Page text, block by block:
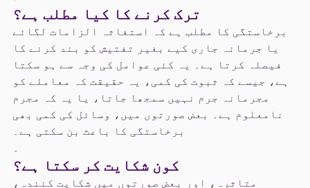
ترک کرنے کا کیا مطلب ہے؟
برخاستگی کا مطلب ہے کہ استغاثہ الزامات لگائے
یا جرمانہ جاری کیے بغیر تفتیش کو بند کرنے کا
فیصلہ کرتا ہے۔ یہ کئی عوامل کی وجہ سے ہو سکتا
ہے، جیسے کہ ثبوت کی کمی، یہ حقیقت کہ معاملے کو
مجرمانہ جرم نہیں سمجھا جاتا، یا یہ کہ مجرم
نامعلوم ہے۔ بعض صورتوں میں، وسائل کی کمی بھی
برخاستگی کا باعث بن سکتی ہے۔
۔
کون شکایت کر سکتا ہے؟
متاثرہ، اور بعض صورتوں میں شکایت کنندہ،